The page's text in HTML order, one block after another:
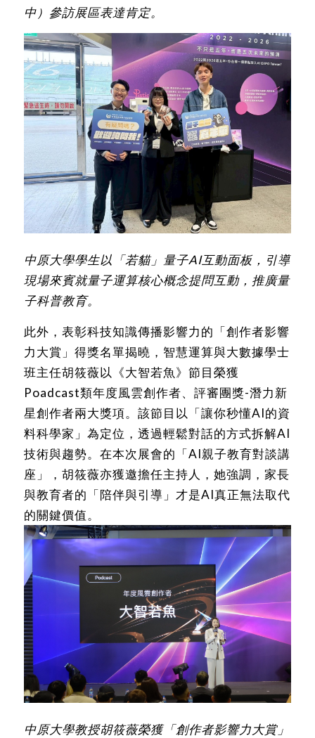
中）參訪展區表達肯定。
中原大學學生以「若貓」量子AI互動面板，引導
現場來賓就量子運算核心概念提問互動，推廣量
子科普教育。
此外，表彰科技知識傳播影響力的「創作者影響
力大賞」得獎名單揭曉，智慧運算與大數據學士
班主任胡筱薇以《大智若魚》節目榮獲
Poadcast類年度風雲創作者、評審團獎-潛力新
星創作者兩大獎項。該節目以「讓你秒懂AI的資
料科學家」為定位，透過輕鬆對話的方式拆解AI
技術與趨勢。在本次展會的「AI親子教育對談講
座」，胡筱薇亦獲邀擔任主持人，她強調，家長
與教育者的「陪伴與引導」才是AI真正無法取代
的關鍵價值。
中原大學教授胡筱薇榮獲「創作者影響力大賞」